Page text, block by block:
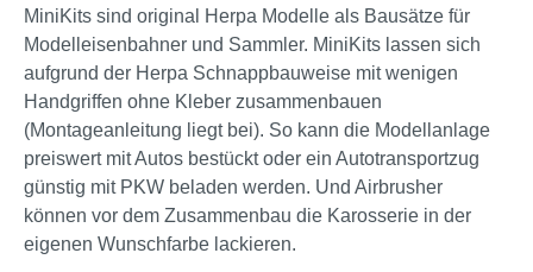
MiniKits sind original Herpa Modelle als Bausätze für
Modelleisenbahner und Sammler. MiniKits lassen sich
aufgrund der Herpa Schnappbauweise mit wenigen
Handgriffen ohne Kleber zusammenbauen
(Montageanleitung liegt bei). So kann die Modellanlage
preiswert mit Autos bestückt oder ein Autotransportzug
günstig mit PKW beladen werden. Und Airbrusher
können vor dem Zusammenbau die Karosserie in der
eigenen Wunschfarbe lackieren.